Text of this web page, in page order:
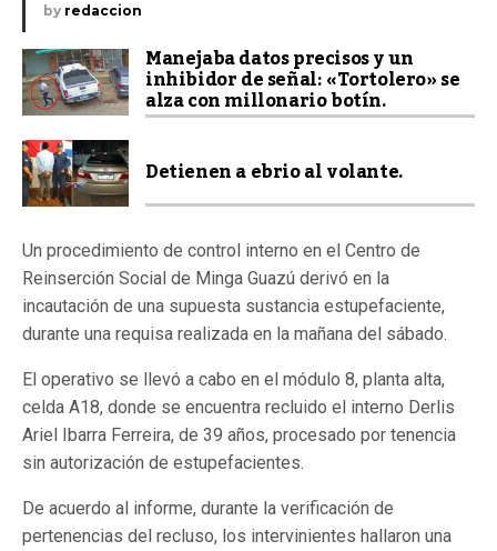
by redaccion
Manejaba datos precisos y un
inhibidor de señal: «Tortolero» se
alza con millonario botín.
Detienen a ebrio al volante.
Un procedimiento de control interno en el Centro de
Reinserción Social de Minga Guazú derivó en la
incautación de una supuesta sustancia estupefaciente,
durante una requisa realizada en la mañana del sábado.
El operativo se llevó a cabo en el módulo 8, planta alta,
celda A18, donde se encuentra recluido el interno Derlis
Ariel Ibarra Ferreira, de 39 años, procesado por tenencia
sin autorización de estupefacientes.
De acuerdo al informe, durante la verificación de
pertenencias del recluso, los intervinientes hallaron una